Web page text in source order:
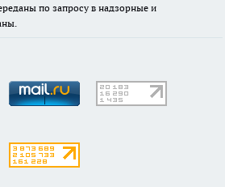
по запросу в надзорные и